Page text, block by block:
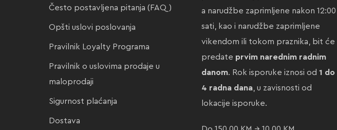
Često postavljena pitanja (FAQ)
Opšti uslovi poslovanja
Pravilnik Loyalty Programa
Pravilnik o uslovima prodaje u
maloprodaji
Sigurnost plaćanja
Dostava
a narudžbe zaprimljene nakon 12:00
sati, kao i narudžbe zaprimljene
vikendom ili tokom praznika, bit će
predate prvim narednim radnim
danom. Rok isporuke iznosi od 1 do
4 radna dana, u zavisnosti od
lokacije isporuke.